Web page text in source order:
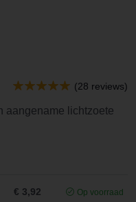
(28 reviews)
aangename lichtzoete
€ 3,92 Op voorraad